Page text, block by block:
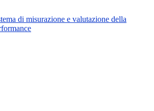
di misurazione e valutazione della